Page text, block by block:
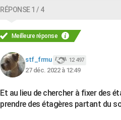
RÉPONSE 1 / 4
Meilleure réponse
stf_frmu 12 497
27 déc. 2022 à 12:49
Et au lieu de chercher à fixer des
prendre des étagères partant du